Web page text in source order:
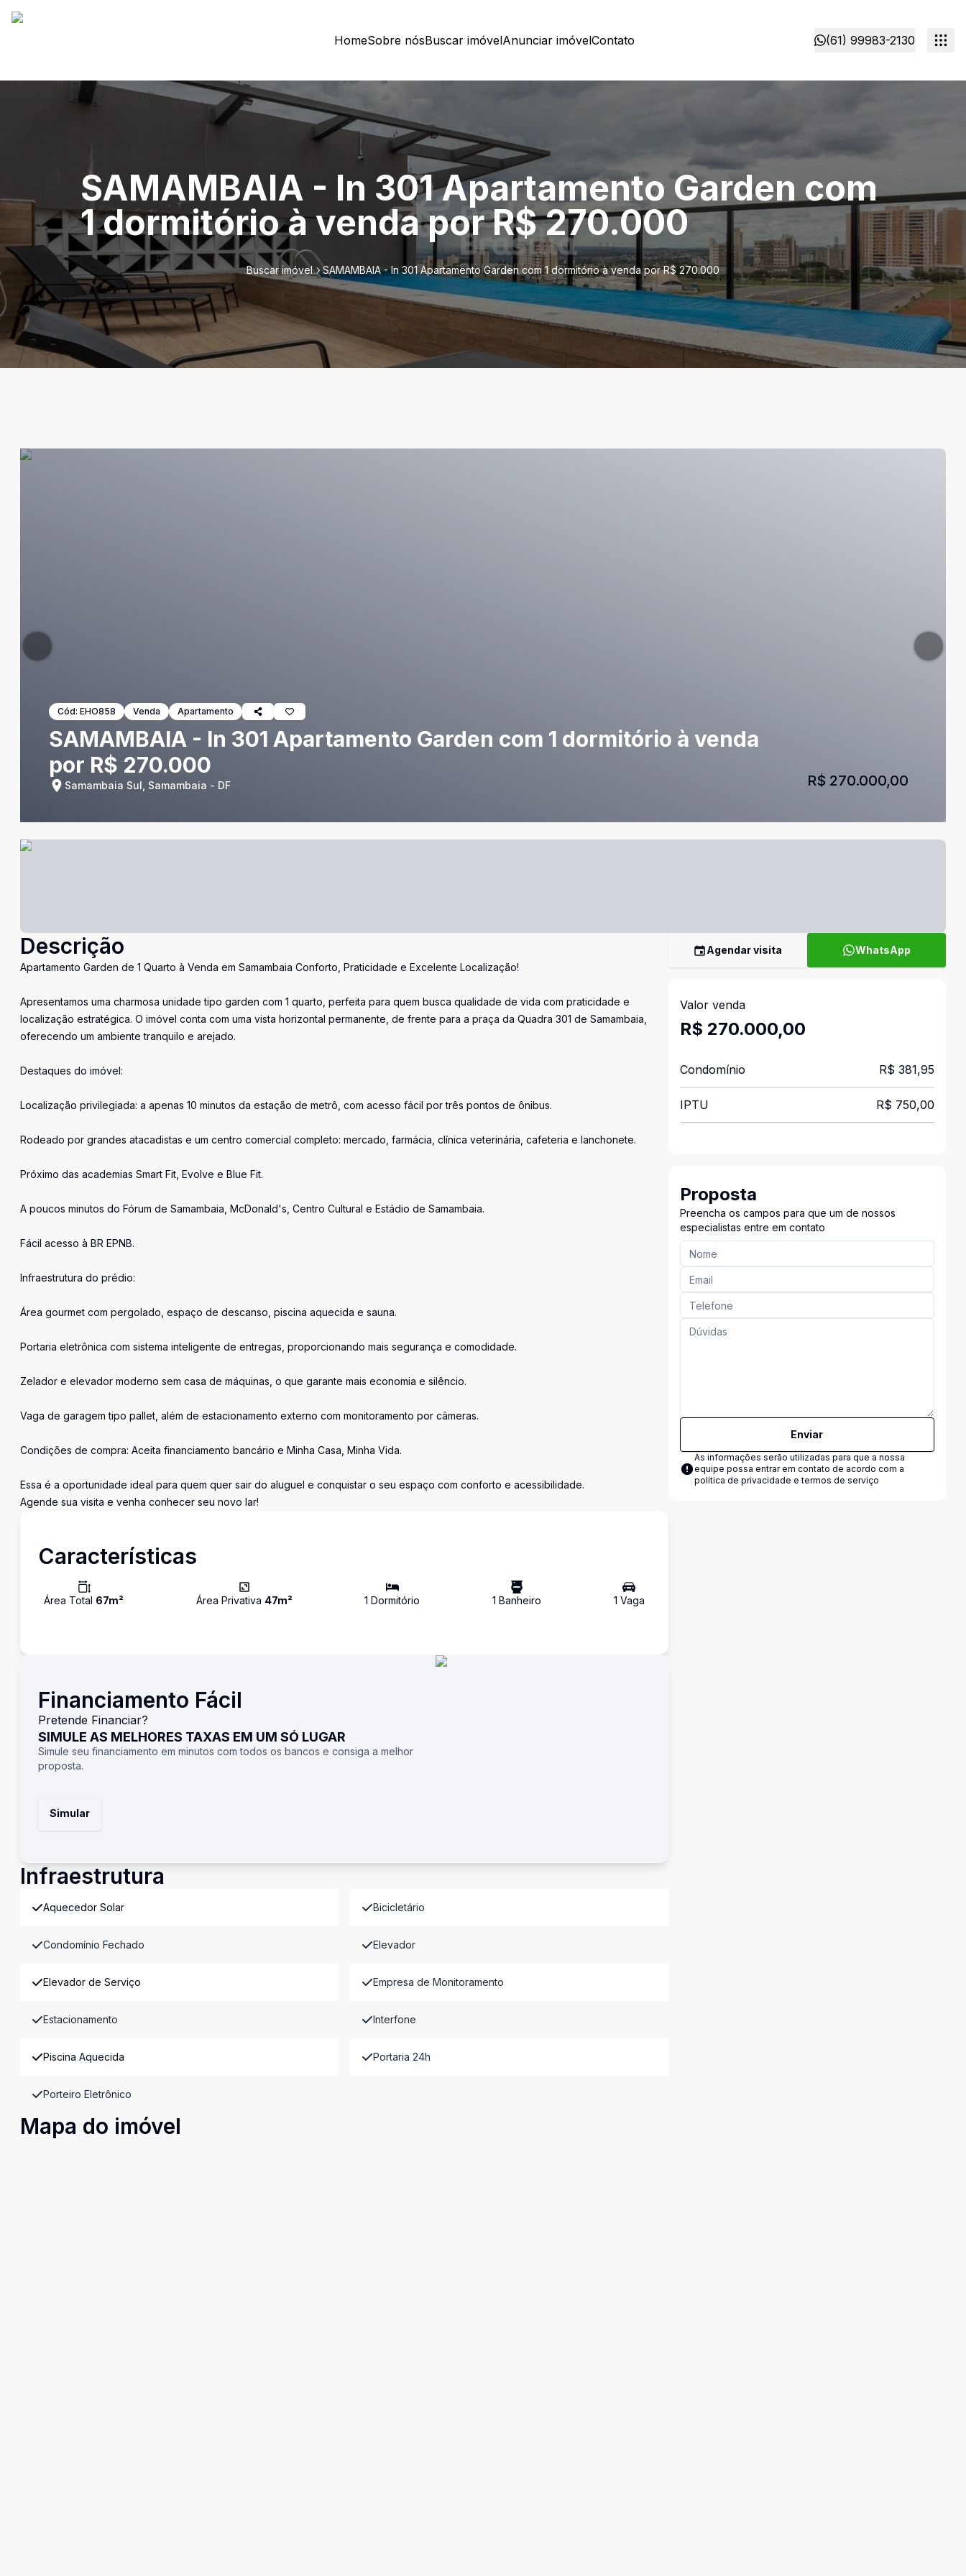
HomeSobre nósBuscar imóvelAnunciar imóvelContato (61) 99983-2130
SAMAMBAIA - In 301 Apartamento Garden com
1 dormitório à venda por R$ 270.000
Buscar imóvel SAMAMBAIA - In 301 Apartamento Garden com 1 dormitório à venda por R$ 270.000
Cód: EHO858 Venda Apartamento
SAMAMBAIA - In 301 Apartamento Garden com 1 dormitório à venda
por R$ 270.000
Samambaia Sul, Samambaia - DF R$ 270.000,00
Descrição
Apartamento Garden de 1 Quarto à Venda em Samambaia Conforto, Praticidade e Excelente Localização!
Apresentamos uma charmosa unidade tipo garden com 1 quarto, perfeita para quem busca qualidade de vida com praticidade e
localização estratégica. O imóvel conta com uma vista horizontal permanente, de frente para a praça da Quadra 301 de Samambaia,
oferecendo um ambiente tranquilo e arejado.
Destaques do imóvel:
Localização privilegiada: a apenas 10 minutos da estação de metrô, com acesso fácil por três pontos de ônibus.
Rodeado por grandes atacadistas e um centro comercial completo: mercado, farmácia, clínica veterinária, cafeteria e lanchonete.
Próximo das academias Smart Fit, Evolve e Blue Fit.
A poucos minutos do Fórum de Samambaia, McDonald's, Centro Cultural e Estádio de Samambaia.
Fácil acesso à BR EPNB.
Infraestrutura do prédio:
Área gourmet com pergolado, espaço de descanso, piscina aquecida e sauna.
Portaria eletrônica com sistema inteligente de entregas, proporcionando mais segurança e comodidade.
Zelador e elevador moderno sem casa de máquinas, o que garante mais economia e silêncio.
Vaga de garagem tipo pallet, além de estacionamento externo com monitoramento por câmeras.
Condições de compra: Aceita financiamento bancário e Minha Casa, Minha Vida.
Essa é a oportunidade ideal para quem quer sair do aluguel e conquistar o seu espaço com conforto e acessibilidade.
Agende sua visita e venha conhecer seu novo lar!
Características
Área Total 67m² Área Privativa 47m² 1 Dormitório 1 Banheiro 1 Vaga
Financiamento Fácil
Pretende Financiar?
SIMULE AS MELHORES TAXAS EM UM SÓ LUGAR
Simule seu financiamento em minutos com todos os bancos e consiga a melhor
proposta.
Simular
Infraestrutura
Aquecedor Solar Bicicletário
Condomínio Fechado Elevador
Elevador de Serviço Empresa de Monitoramento
Estacionamento Interfone
Piscina Aquecida Portaria 24h
Porteiro Eletrônico
Mapa do imóvel
Agendar visita WhatsApp
Valor venda
R$ 270.000,00
Condomínio R$ 381,95
IPTU R$ 750,00
Proposta
Preencha os campos para que um de nossos
especialistas entre em contato
Enviar
As informações serão utilizadas para que a nossa
equipe possa entrar em contato de acordo com a
política de privacidade e termos de serviço